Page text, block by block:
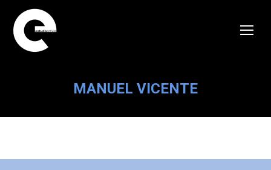
MANUEL VICENTE